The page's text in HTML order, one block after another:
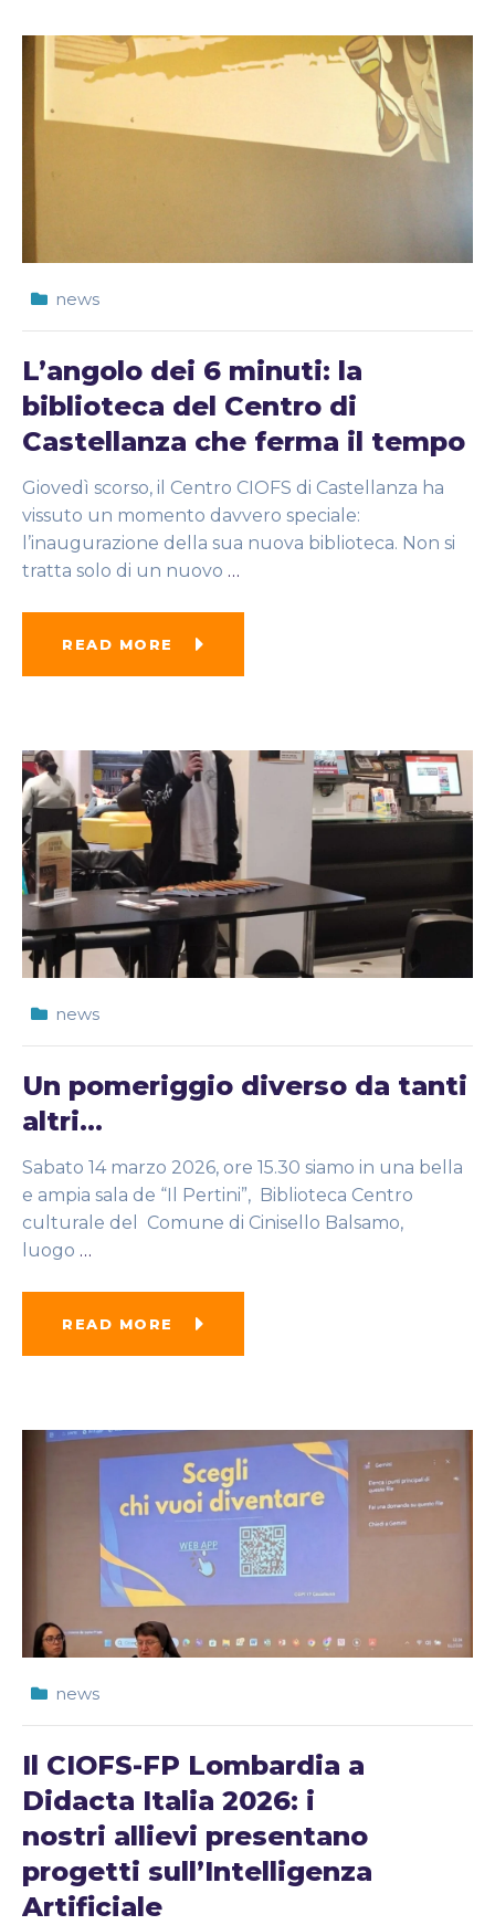
news
L’angolo dei 6 minuti: la
biblioteca del Centro di
Castellanza che ferma il tempo
Giovedì scorso, il Centro CIOFS di Castellanza ha
vissuto un momento davvero speciale:
l’inaugurazione della sua nuova biblioteca. Non si
tratta solo di un nuovo …
READ MORE
news
Un pomeriggio diverso da tanti
altri…
Sabato 14 marzo 2026, ore 15.30 siamo in una bella
e ampia sala de “Il Pertini”, Biblioteca Centro
culturale del Comune di Cinisello Balsamo,
luogo …
READ MORE
news
Il CIOFS-FP Lombardia a
Didacta Italia 2026: i
nostri allievi presentano
progetti sull’Intelligenza
Artificiale